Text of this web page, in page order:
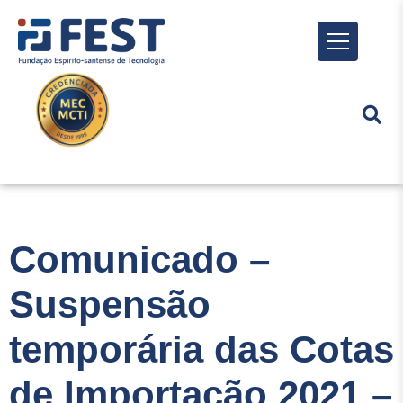
Menu
Comunicado –
Suspensão
temporária das Cotas